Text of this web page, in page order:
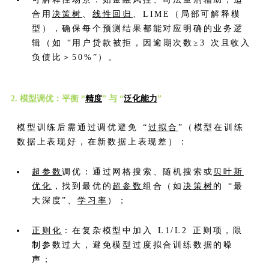
合用 决策树 、 线性回归 、LIME（局部可解释模
型），确保每个预测结果都能对应明确的业务逻
辑（如 “用户贷款被拒，因逾期次数≥3 次且收入
负债比＞50%”）。
2. 模型调优：平衡 “精度” 与 “泛化能力”
模型训练后需通过调优避免 “ 过拟合”（模型在训练
数据上表现好，在新数据上表现差）：
超参数调优：通过网格搜索、随机搜索或 贝叶斯
优化 ，找到最优的 超参数 组合（如决策树 的 “最
大深度”、 学习率 ）；
正则化 ：在复杂模型中加入 L1/L2 正则项，限
制参数过大，避免模型过度拟合训练数据的噪
声；